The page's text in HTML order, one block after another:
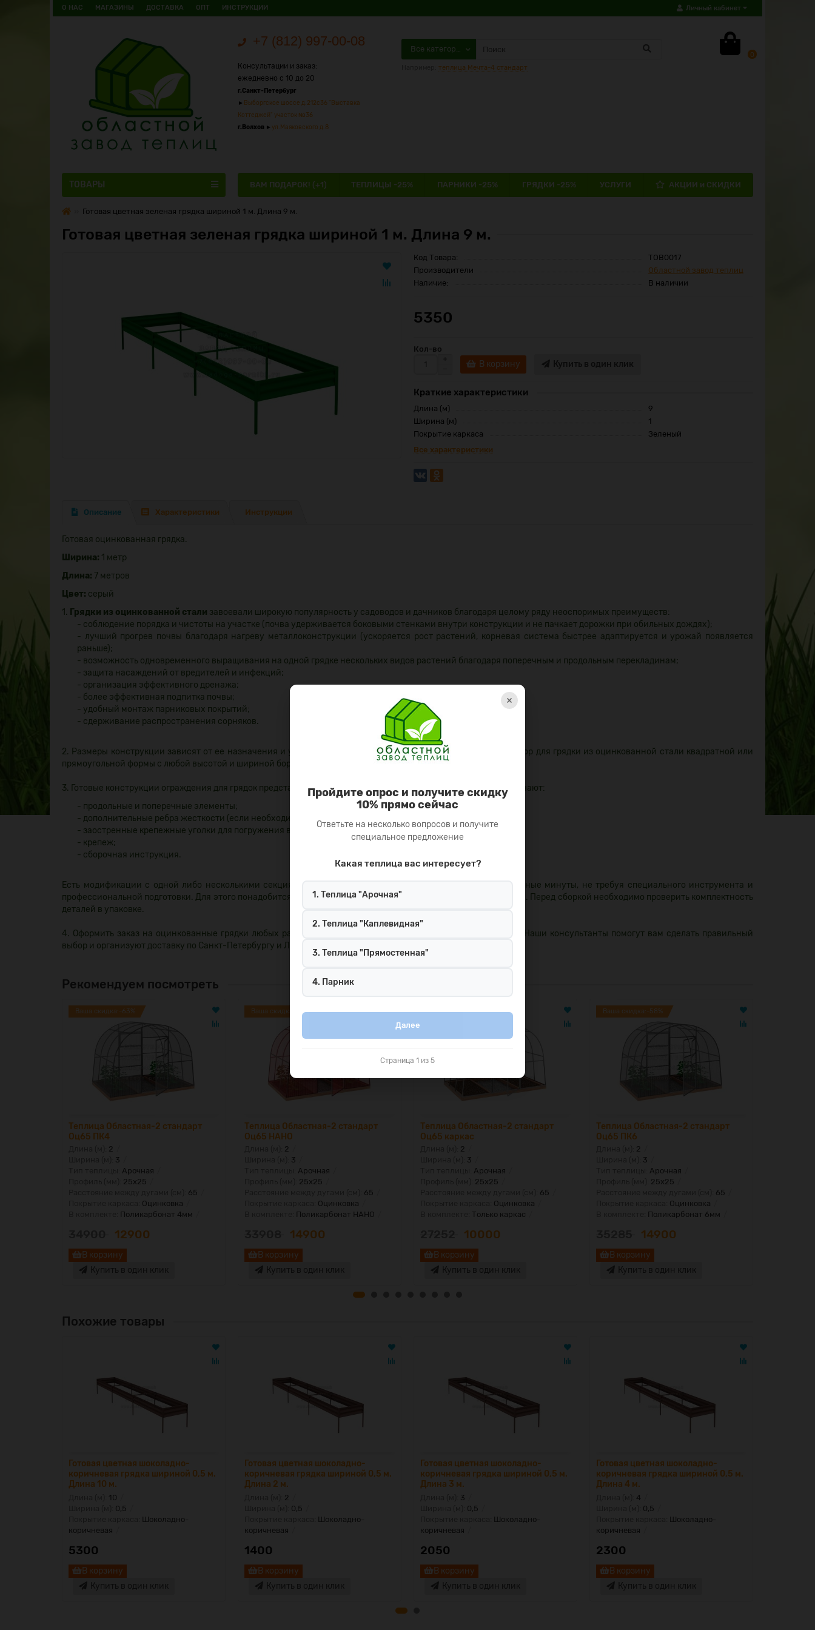
Личный кабинет
О НАС МАГАЗИНЫ ДОСТАВКА ОПТ ИНСТРУКЦИИ
+7 (812) 997-00-08
Консультации и заказ:
ежедневно с 10 до 20
г.Санкт-Петербург
► Выборгское шоссе д.212с36 "Выставка
Коттеджей" участок №36
г.Волхов ► ул.Маяковского д.8
0
Все категории
теплица Мечта-4 стандарт
ВАМ ПОДАРОК! (+1) ТЕПЛИЦЫ -25% ПАРНИКИ -25% ГРЯДКИ -25% УСЛУГИ АКЦИИ и СКИДКИ
ТОВАРЫ
Готовая цветная зеленая грядка шириной 1 м. Длина 9 м.
Готовая цветная зеленая грядка шириной 1 м. Длина 9 м.
Код Товара:
ТОВ0017
Производители
Областной завод теплиц
Наличие:
В наличии
5350
Кол-во
В корзину Купить в один клик
Краткие характеристики
Длина (м)
9
Ширина (м)
1
Покрытие каркаса
Зеленый
Все характеристики
Описание Характеристики Инструкции
Готовая оцинкованная грядка.
Ширина: 1 метр
Длина: 7 метров
Цвет: серый
1. Грядки из оцинкованной стали завоевали широкую популярность у садоводов и дачников благодаря целому ряду неоспоримых преимуществ:
- соблюдение порядка и чистоты на участке (почва удерживается боковыми стенками внутри конструкции и не пачкает дорожки при обильных дождях);
- лучший прогрев почвы благодаря нагреву металлоконструкции (ускоряется рост растений, корневая система быстрее адаптируется и урожай появляется
раньше);
- возможность одновременного выращивания на одной грядке нескольких видов растений благодаря поперечным и продольным перекладинам;
- защита насаждений от вредителей и инфекций;
- организация эффективного дренажа;
- более эффективная подпитка почвы;
- удобный монтаж парниковых покрытий;
- сдерживание распространения сорняков.
2. Размеры конструкции зависят от ее назначения и условий эксплуатации. Наша компания изготовит бордюр для грядки из оцинкованной стали квадратной или
прямоугольной формы с любой высотой и шириной борта, под ваши требования.
3. Готовые конструкции ограждения для грядок представлены в продаже в стандартных наборах, которые включают:
- продольные и поперечные элементы;
- дополнительные ребра жесткости (если необходимо);
- заостренные крепежные уголки для погружения в почву;
- крепеж;
- сборочная инструкция.
Есть модификации с одной либо несколькими секциями. Процесс сборки одного изделия занимает считанные минуты, не требуя специального инструмента и
профессиональной подготовки. Для этого понадобится лишь отвертка на шлиц, гаечный ключ, рулетка и лопата. Перед сборкой необходимо проверить комплектность
деталей в упаковке.
4. Оформить заказ на оцинкованные грядки любых размеров вы можете непосредственно на нашем сайте. Наши консультанты помогут вам сделать правильный
выбор и организуют доставку по Санкт-Петербургу и Ленинградской области.
Рекомендуем посмотреть
Ваша скидка:-63%
Теплица Областная-2 стандарт
Оц65 ПК4
2
3
Арочная
25х25
65
Оцинковка
Поликарбонат 4мм
12900
В корзину
Купить в один клик
Ваша скидка:-56%
Теплица Областная-2 стандарт
Оц65 НАНО
2
3
Арочная
25х25
65
Оцинковка
Поликарбонат НАНО
14900
В корзину
Купить в один клик
Ваша скидка:-63%
Теплица Областная-2 стандарт
Оц65 каркас
2
3
Арочная
25х25
65
Оцинковка
Только каркас
10000
В корзину
Купить в один клик
Ваша скидка:-58%
Теплица Областная-2 стандарт
Оц65 ПК6
2
3
Арочная
25х25
65
Оцинковка
Поликарбонат 6мм
14900
В корзину
Купить в один клик
Похожие товары
Готовая цветная шоколадно-
коричневая грядка шириной 0,5 м.
Длина 10 м.
10
0,5
Шоколадно-
коричневая
5300
В корзину
Купить в один клик
Готовая цветная шоколадно-
коричневая грядка шириной 0,5 м.
Длина 2 м.
2
0,5
Шоколадно-
коричневая
1400
В корзину
Купить в один клик
Готовая цветная шоколадно-
коричневая грядка шириной 0,5 м.
Длина 3 м.
3
0,5
Шоколадно-
коричневая
2050
В корзину
Купить в один клик
Готовая цветная шоколадно-
коричневая грядка шириной 0,5 м.
Длина 4 м.
4
0,5
Шоколадно-
коричневая
2300
В корзину
Купить в один клик
×
Пройдите опрос и получите скидку
10% прямо сейчас
Ответьте на несколько вопросов и получите
специальное предложение
Какая теплица вас интересует?
1. Теплица "Арочная"
2. Теплица "Каплевидная"
3. Теплица "Прямостенная"
4. Парник
Далее
Страница 1 из 5